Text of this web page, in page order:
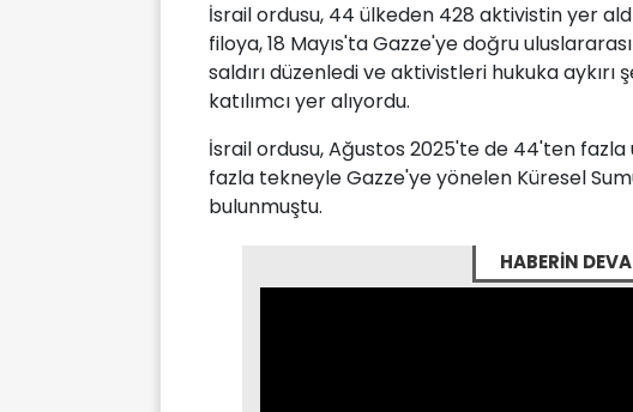
İsrail ordusu, 44 ülkeden 428 aktivistin yer
filoya, 18 Mayıs'ta Gazze'ye doğru
saldırı düzenledi ve aktivistleri hukuka aykırı
katılımcı yer alıyordu.
İsrail ordusu, Ağustos 2025'te de 44'ten
fazla tekneyle Gazze'ye yönelen Küresel
bulunmuştu.
HABERİN